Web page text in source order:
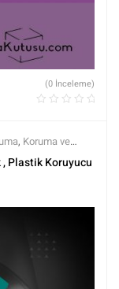
(0 İnceleme)
, Koruma ve
Mat (Doğal
, Plastik Koruyucu